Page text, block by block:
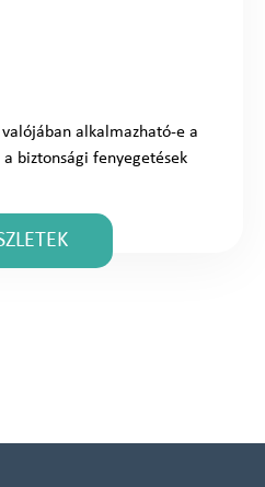
alkalmazható-e a
biztonsági fenyegetések